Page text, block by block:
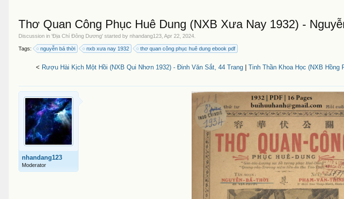
Thơ Quan Công Phục Huê Dung (NXB Xưa Nay 1932) -
Discussion in 'Địa Chí Đông Dương' started bynhandang123 ,Apr 22, 2024
Tags: nguyễn bá thời nxb xưa nay 1932 thơ quan công phục huê dung ebook pdf
< Rượu Hài Kịch Một Hồi (NXB Qui Nhơn 1932) - Đinh Văn Sắt, 44 Trang Tinh Thần Khoa Học (NXB
nhandang123
Moderator